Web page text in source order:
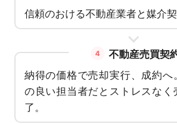
信頼のおける不動産業者と媒介契
4
不動産売買契
納得の価格で売却実行、成約へ
の良い担当者だとストレスなく
了。